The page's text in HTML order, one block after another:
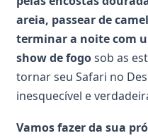
areia, passear de
terminar a noite com
show de fogosob as
tornar seu Safari no
inesquecível e
Vamos fazer da sua